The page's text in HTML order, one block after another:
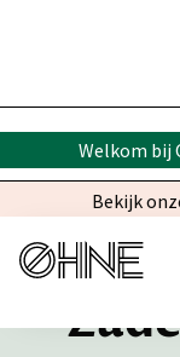
Welkom bij
Bekijk